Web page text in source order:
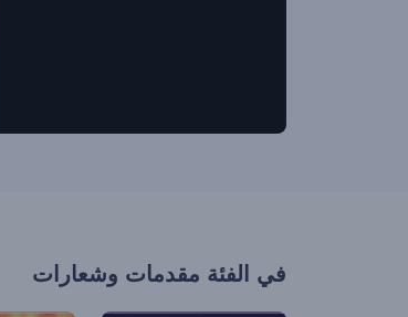
في الفئة مقدمات وشعارات